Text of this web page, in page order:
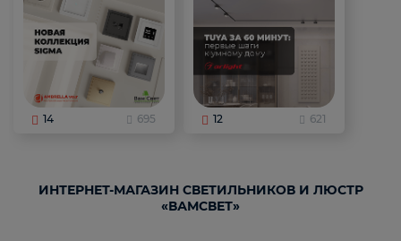
14 695 12 621
ИНТЕРНЕТ-МАГАЗИН СВЕТИЛЬНИКОВ И ЛЮСТР
«ВАМСВЕТ»